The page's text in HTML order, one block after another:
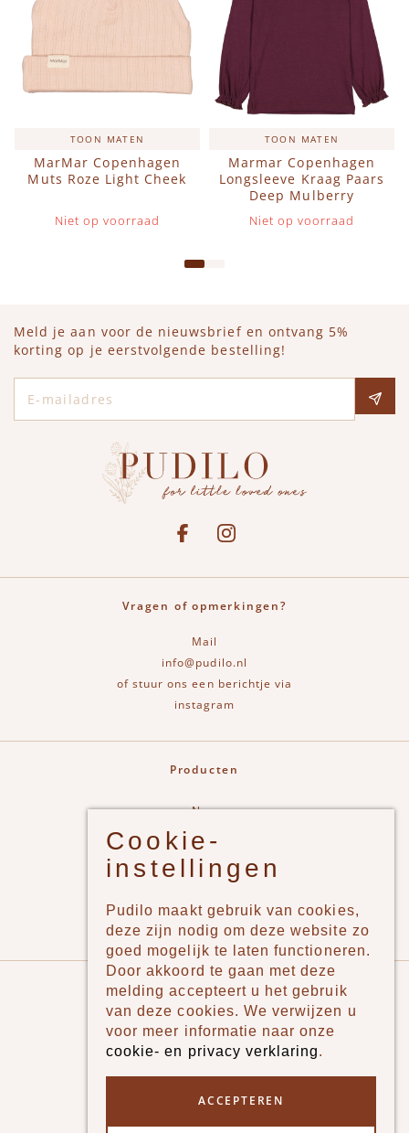
TOON MATEN
MarMar Copenhagen
Muts Roze Light Cheek
Niet op voorraad
TOON MATEN
Marmar Copenhagen
Longsleeve Kraag Paars
Deep Mulberry
Niet op voorraad
Meld je aan voor de nieuwsbrief en ontvang 5%
korting op je eerstvolgende bestelling!
See our FacebookBekijk onze Instagram pagina
Vragen of opmerkingen?
Mail
info@pudilo.nl
of stuur ons een berichtje via
instagram
Producten
New
Jongens
Meisjes
Merken
Pudilo
Over ons
Algemene voorwaarden
Cookie-
instellingen
Pudilo maakt gebruik van cookies,
deze zijn nodig om deze website zo
goed mogelijk te laten functioneren.
Door akkoord te gaan met deze
melding accepteert u het gebruik
van deze cookies. We verwijzen u
voor meer informatie naar onze
cookie- en privacy verklaring.
ACCEPTEREN